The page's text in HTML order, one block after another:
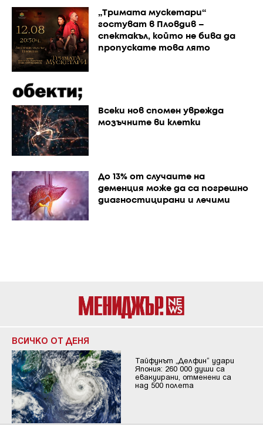
„Тримата мускетари“
гостуват в Пловдив –
спектакъл, който не бива да
пропускате това лято
Всеки нов спомен уврежда
мозъчните ви клетки
До 13% от случаите на
деменция може да са погрешно
диагностицирани и лечими
ВСИЧКО ОТ ДЕНЯ
Тайфунът „Делфин“ удари
Япония: 260 000 души са
евакуирани, отменени са
над 500 полета